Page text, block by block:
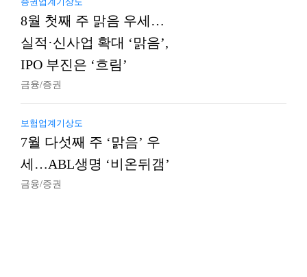
8월 첫째 주 맑음 우세…
실적·신사업 확대 ‘맑음’,
IPO 부진은 ‘흐림’
금융/증권
보험업계기상도
7월 다섯째 주 ‘맑음’ 우
세…ABL생명 ‘비온뒤갬’
금융/증권